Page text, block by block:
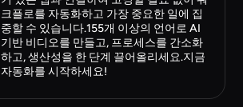
크플로를 자동화하고 가장 중요한 일에 집
중할 수 있습니다.155개 이상의 언어로 AI
기반 비디오를 만들고, 프로세스를 간소화
하고, 생산성을 한 단계 끌어올리세요.지금
자동화를 시작하세요!